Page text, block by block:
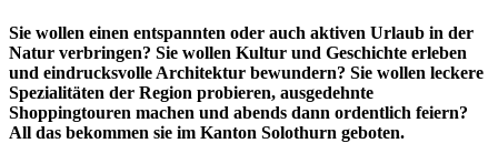
Sie wollen einen entspannten oder auch aktiven Urlaub in der
Natur verbringen? Sie wollen Kultur und Geschichte erleben
und eindrucksvolle Architektur bewundern? Sie wollen leckere
Spezialitäten der Region probieren, ausgedehnte
Shoppingtouren machen und abends dann ordentlich feiern?
All das bekommen sie im Kanton Solothurn geboten.